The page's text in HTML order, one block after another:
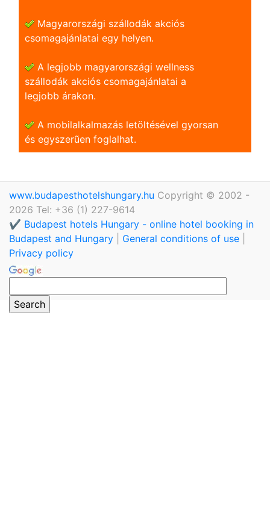
Magyarországi szállodák akciós
csomagajánlatai egy helyen.
A legjobb magyarországi wellness
szállodák akciós csomagajánlatai a
legjobb árakon.
A mobilalkalmazás letöltésével gyorsan
és egyszerũen foglalhat.
www.budapesthotelshungary.hu Copyright © 2002 -
2026 Tel: +36 (1) 227-9614
✔️ Budapest hotels Hungary - online hotel booking in
Budapest and Hungary
General conditions of use
Privacy policy